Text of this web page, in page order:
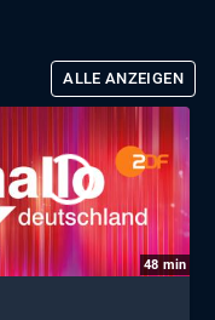
ALLE ANZEIGEN
48 min